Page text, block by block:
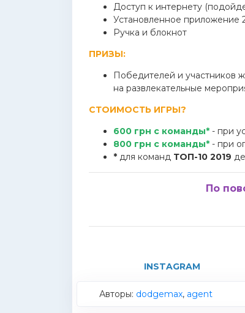
Доступ к интернету
Установленное приложение
Ручка и блокнот
ПРИЗЫ:
Победителей и участников
на развлекательные
СТОИМОСТЬ ИГРЫ?
600 грн с команды* - при
800 грн с команды* - при
* для команд ТОП-10 2019
По
INSTAGRAM
Авторы: dodgemax, agent